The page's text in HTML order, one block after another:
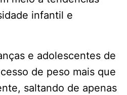
infantil e
e adolescentes de
de peso mais que
saltando de apenas